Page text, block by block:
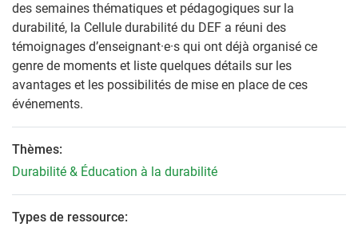
des semaines thématiques et pédagogiques sur la
durabilité, la Cellule durabilité du DEF a réuni des
témoignages d’enseignant·e·s qui ont déjà organisé ce
genre de moments et liste quelques détails sur les
avantages et les possibilités de mise en place de ces
événements.
Thèmes:
Durabilité & Éducation à la durabilité
Types de ressource: